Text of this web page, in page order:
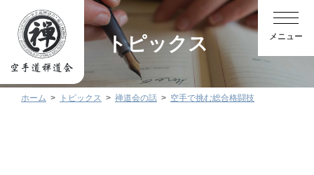
トピックス
ホーム トピックス 禅道会の話 空手で挑む総合格闘技